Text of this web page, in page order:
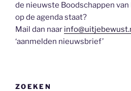
de nieuwste Boodschappen
op de agenda staat?
Mail dan naar
‘aanmelden nieuwsbrief’
ZOEKEN